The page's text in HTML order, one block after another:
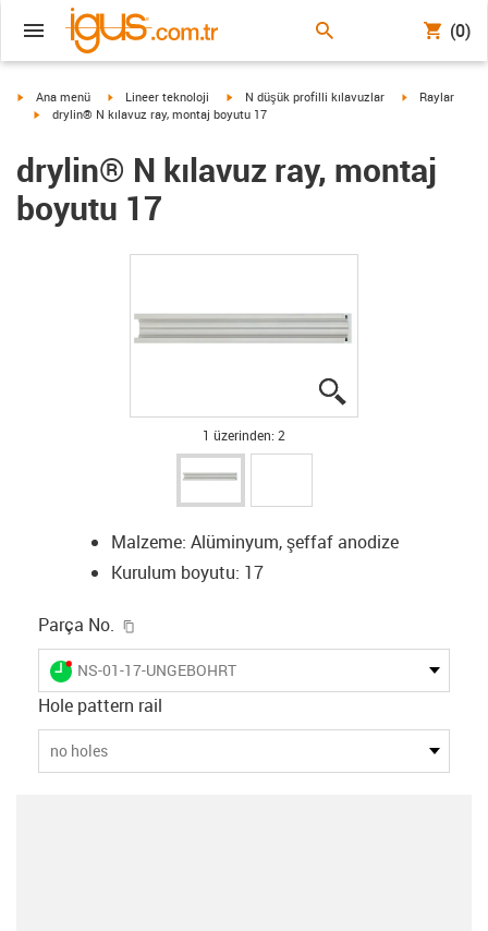
(0)
igus-icon-arrow-right
Ana menü igus-icon-arrow-right
Lineer teknoloji igus-icon-arrow-right
N düşük profilli kılavuzlar igus-icon-
Raylar
igus-icon-arrow-right
drylin® N kılavuz ray, montaj boyutu 17
drylin® N kılavuz ray, montaj
boyutu 17
1 üzerinden: 2
Malzeme: Alüminyum, şeffaf anodize
Kurulum boyutu: 17
Parça No.
igus-icon-lieferzeit-dot
NS-01-17-UNGEBOHRT
Hole pattern rail
no holes